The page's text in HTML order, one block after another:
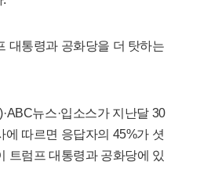
대통령과 공화당을 더 탓하는
뉴스·입소스가 지난달 30
에 따르면 응답자의 45%가 셧
트럼프 대통령과 공화당에 있